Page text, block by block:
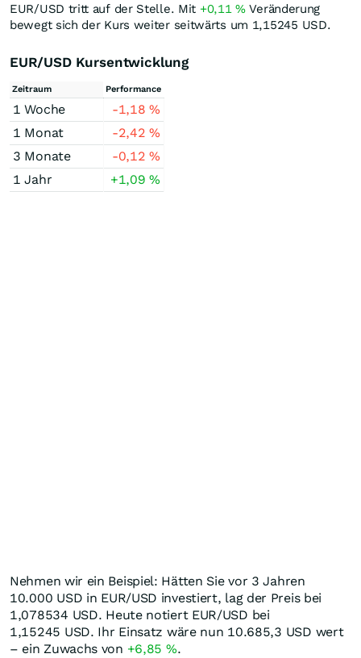
EUR/USD tritt auf der Stelle. Mit +0,11%Veränderung
bewegt sich der Kurs weiter seitwärts um 1,15245 USD.
EUR/USD Kursentwicklung
Zeitraum Performance
1 Woche -1,18%
1 Monat
-2,42%
3 Monate
-0,12%
1 Jahr
+1,09%
Nehmen wir ein Beispiel: Hätten Sie vor 3 Jahren
10.000 USD in EUR/USD investiert, lag der Preis bei
1,078534 USD. Heute notiert EUR/USD bei
1,15245 USD. Ihr Einsatz wäre nun 10.685,3 USD wert
– ein Zuwachs von +6,85 %.